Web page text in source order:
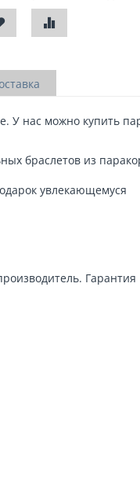
У нас можно купить
браслетов из
увлекающемуся
Гарантия